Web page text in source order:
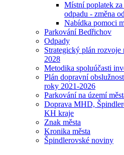
Místní poplatek
odpadu - změna
Nabídka pomoci
Parkování Bedřichov
Odpady
Strategický plán
2028
Metodika spoluúčasti
Plán dopravní
roky 2021-2026
Parkování na území
Doprava MHD,
KH kraje
Znak města
Kronika města
Špindlerovské noviny